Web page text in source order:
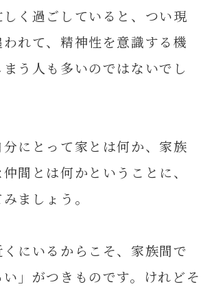
しく過ごしていると、つい現
れて、精神性を意識する機
う人も多いのではないでし
にとって家とは何か、家族
間とは何かということに、
ましょう。
にいるからこそ、家族間で
」がつきものです。けれどそ